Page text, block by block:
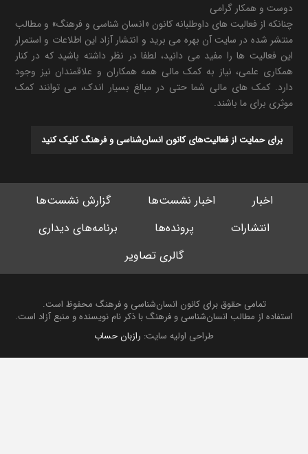
دوست و همکار گرامی
چنانکه از فعالیت های داوطلبانه کانون «انسان شناسی و فرهنگ» و مطالب
منتشر شده در سایت آن بهره می برید و انتشار آزاد این اطلاعات و استمرار
این فعالیت ها را مفید می دانید، لطفا در نظر داشته باشید که در کنار
همکاری علمی، نیاز به کمک مالی همه همکاران و علاقمندان نیز وجود
دارد. کمک های مالی شما حتی در مبالغ بسیار اندک، می توانند کمک
موثری برای ما باشند.
برای حمایت از فعالیت‌های کانون انسان‌شناسی و فرهنگ کلیک کنید
اخبار اخبار نشست‌ها
گزارش نشست‌ها
انتشارات
پرونده‌ها
برنامه‌های دیداری
گالری تصاویر
تمامی حقوق برای کانون انسان‌شناسی و فرهنگ محفوظ است.
استفاده از مطالب انسان‌شناسی و فرهنگ با ذکر نام نویسنده و منبع آزاد است.
طراحی اولیه سایت:رازبان حساب